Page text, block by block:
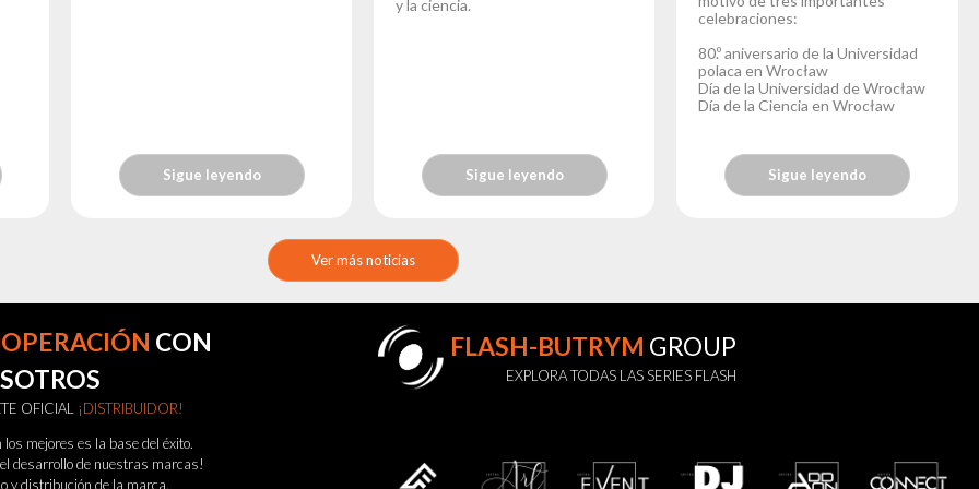
Sigue leyendo
y la ciencia.
Sigue leyendo
celebraciones:
80.º aniversario de la Universidad
polaca en Wrocław
Día de la Universidad de Wrocław
Día de la Ciencia en Wrocław
Sigue leyendo
Ver más noticias
CON
OFICIAL ¡DISTRIBUIDOR!
los mejores es la base del éxito.
desarrollo de nuestras marcas!
y distribución de la marca.
FLASH-BUTRYM GROUP
EXPLORA TODAS LAS SERIES FLASH